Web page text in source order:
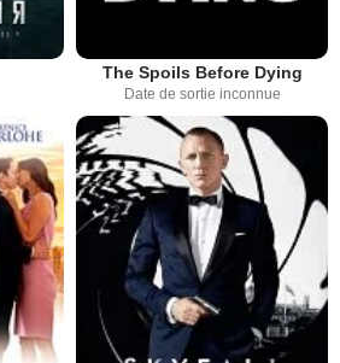
The Spoils Before Dying
Date de sortie inconnue